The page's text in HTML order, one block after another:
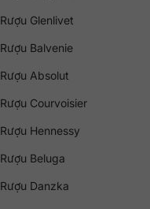
Rượu Glenlivet
Rượu Balvenie
Rượu Absolut
Rượu Courvoisier
Rượu Hennessy
Rượu Beluga
Rượu Danzka